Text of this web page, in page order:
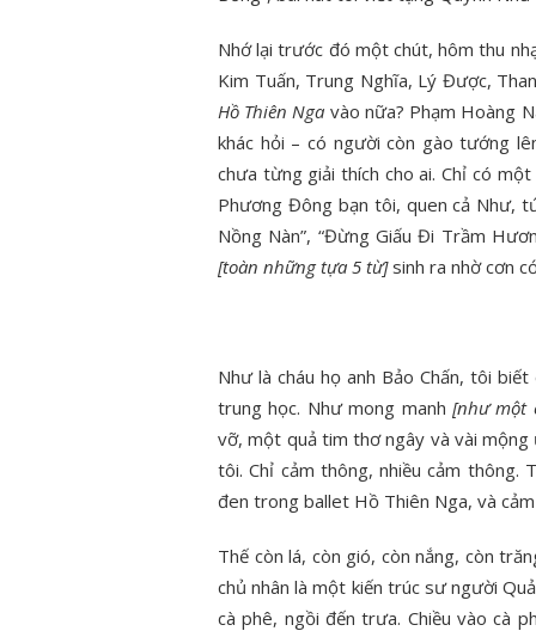
Nhớ lại trước đó một chút, hôm thu
Kim Tuấn, Trung Nghĩa, Lý Được,
Hồ Thiên Nga vào nữa? Phạm Hoàng
khác hỏi – có người còn gào tướng
chưa từng giải thích cho ai. Chỉ có
Phương Đông bạn tôi, quen cả Như,
Nồng Nàn”, “Đừng Giấu Đi Trầm
[toàn những tựa 5 từ]sinh ra nhờ cơn
Như là cháu họ anh Bảo Chấn, tôi
trung học. Như mong manh[như một
vỡ, một quả tim thơ ngây và vài mộng
tôi. Chỉ cảm thông, nhiều cảm thông.
đen trong ballet Hồ Thiên Nga, và
Thế còn lá, còn gió, còn nắng, còn
chủ nhân là một kiến trúc sư người
cà phê, ngồi đến trưa. Chiều vào cà